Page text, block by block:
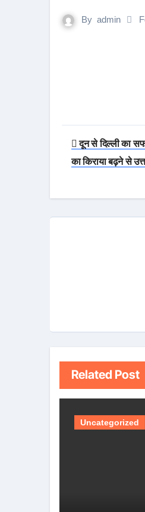
By admin
Post
दून से दिल्ली का
का किराया बढ़ने से
Related Post
Uncategorized